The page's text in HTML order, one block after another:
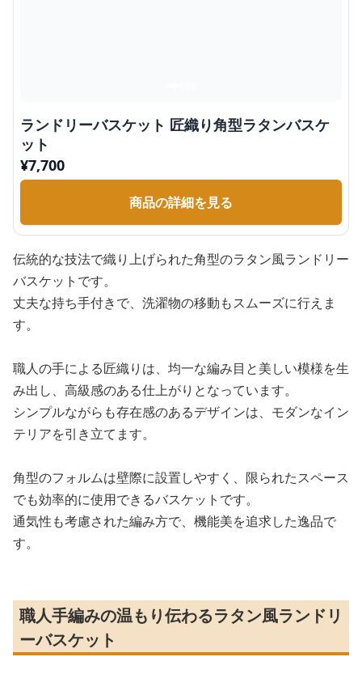
ランドリーバスケット 匠織り角型ラタンバスケ
ット
¥7,700
商品の詳細を見る
伝統的な技法で織り上げられた角型のラタン風ランドリー
バスケットです。
丈夫な持ち手付きで、洗濯物の移動もスムーズに行えま
す。
職人の手による匠織りは、均一な編み目と美しい模様を生
み出し、高級感のある仕上がりとなっています。
シンプルながらも存在感のあるデザインは、モダンなイン
テリアを引き立てます。
角型のフォルムは壁際に設置しやすく、限られたスペース
でも効率的に使用できるバスケットです。
通気性も考慮された編み方で、機能美を追求した逸品で
す。
職人手編みの温もり伝わるラタン風ランドリ
ーバスケット